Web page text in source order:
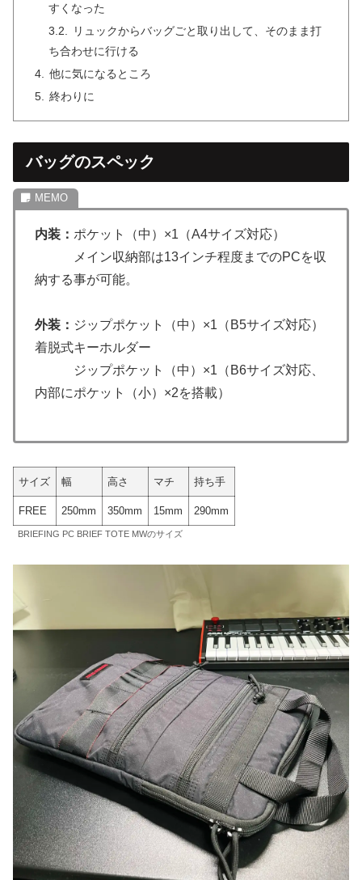
すくなった
リュックからバッグごと取り出して、そのまま打
ち合わせに行ける
他に気になるところ
終わりに
バッグのスペック
内装： ポケット（中）×1（A4サイズ対応）
メイン収納部は13インチ程度までのPCを収
納する事が可能。
外装： ジップポケット（中）×1（B5サイズ対応）
着脱式キーホルダー
ジップポケット（中）×1（B6サイズ対応、
内部にポケット（小）×2を搭載）
サイズ 幅 高さ マチ 持ち手
FREE 250mm 350mm 15mm 290mm
BRIEFING PC BRIEF TOTE MWのサイズ